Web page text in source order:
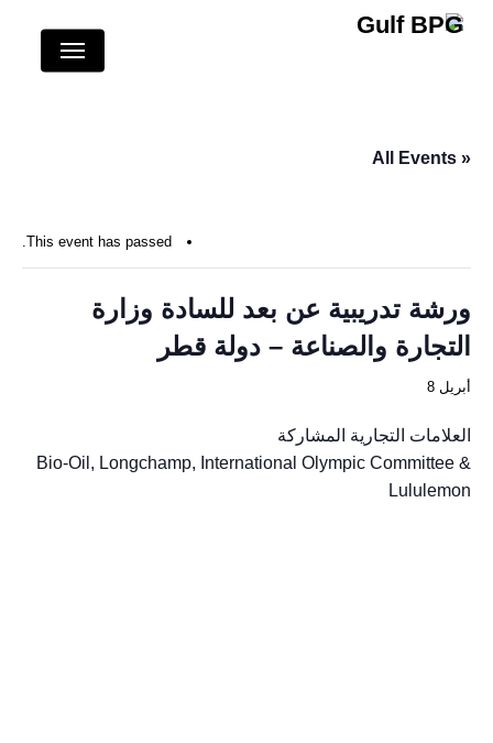
Menu
« All Events
This event has passed.
ورشة تدريبية عن بعد للسادة وزارة
التجارة والصناعة – دولة قطر
أبريل 8
العلامات التجارية المشاركة
Bio-Oil, Longchamp, International Olympic Committee &
Lululemon